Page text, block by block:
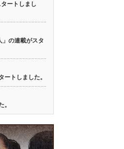
ートしまし
」の連載がスタ
ートしました。
。